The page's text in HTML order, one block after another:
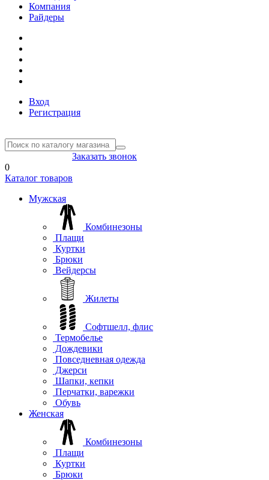
Компания
Райдеры
Вход
Регистрация
Заказать звонок
0
Каталог товаров
Мужская
Комбинезоны
Плащи
Куртки
Брюки
Вейдерсы
Жилеты
Софтшелл, флис
Термобелье
Дождевики
Повседневная одежда
Джерси
Шапки, кепки
Перчатки, варежки
Обувь
Женская
Комбинезоны
Плащи
Куртки
Брюки